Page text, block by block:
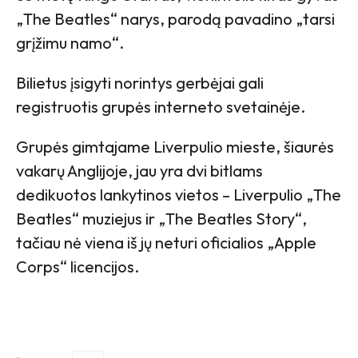
„The Beatles“ narys, parodą pavadino „tarsi
grįžimu namo“.
Bilietus įsigyti norintys gerbėjai gali
registruotis grupės interneto svetainėje.
Grupės gimtajame Liverpulio mieste, šiaurės
vakarų Anglijoje, jau yra dvi bitlams
dedikuotos lankytinos vietos – Liverpulio „The
Beatles“ muziejus ir „The Beatles Story“,
tačiau nė viena iš jų neturi oficialios „Apple
Corps“ licencijos.